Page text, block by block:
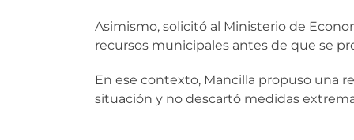
Asimismo, solicitó al Ministerio de
recursos municipales antes de que se
En ese contexto, Mancilla propuso una
situación y no descartó medidas